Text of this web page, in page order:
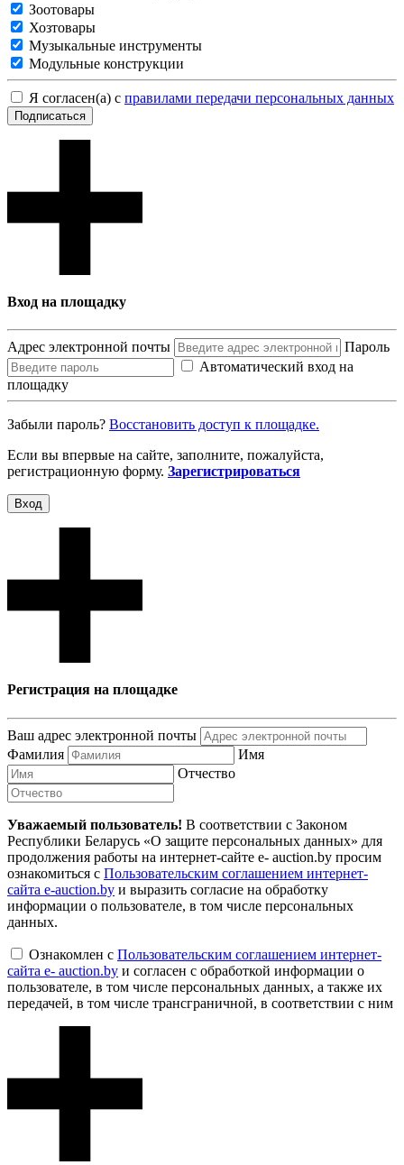
Зоотовары
Хозтовары
Музыкальные инструменты
Модульные конструкции
Я согласен(а) с правилами передачи персональных данных
Подписаться
Вход на площадку
Адрес электронной почты
Пароль
Автоматический вход на
площадку
Забыли пароль? Восcтановить доступ к площадке.
Если вы впервые на сайте, заполните, пожалуйста,
регистрационную форму. Зарегистрироваться
Вход
Регистрация на площадке
Ваш адрес электронной почты
Фамилия
Имя
Отчество
Уважаемый пользователь! В соответствии с Законом
Республики Беларусь «О защите персональных данных» для
продолжения работы на интернет-сайте e- auction.by просим
ознакомиться с Пользовательским соглашением интернет-
сайта e-auction.by и выразить согласие на обработку
информации о пользователе, в том числе персональных
данных.
Ознакомлен с Пользовательским соглашением интернет-
сайта e- auction.by и согласен с обработкой информации о
пользователе, в том числе персональных данных, а также их
передачей, в том числе трансграничной, в соответствии с ним